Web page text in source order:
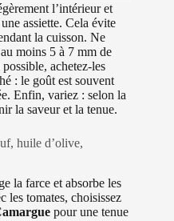
l’intérieur et
assiette. Cela évite
la cuisson. Ne
moins 5 à 7 mm de
achetez-les
: le goût est souvent
Enfin, variez : selon la
la saveur et la tenue.
huile d’olive,
la farce et absorbe les
les tomates, choisissez
pour une tenue